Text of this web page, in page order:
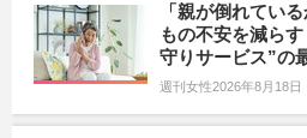
「親が倒れてい
もの不安を減ら
守りサービス”の
週刊女性2026年8月18日